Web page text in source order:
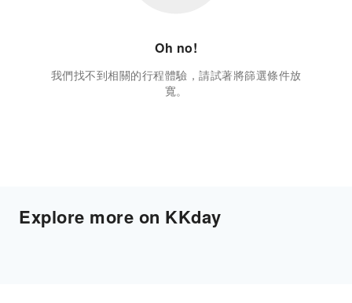
Oh no!
我們找不到相關的行程體驗，請試著將篩選條件放
寬。
Explore more on KKday